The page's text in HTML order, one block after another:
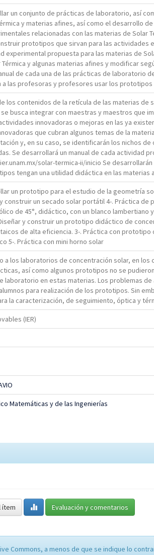
un conjunto de prácticas de laboratorio, así
y materias afines, así como el desarrollo
relacionadas con las materias de Solar
prototipos que sirvan para las actividades
experimental propuesta para las materias de
y algunas materias afines y modificar
de cada una de las prácticas de laboratorio
las profesoras y profesores usar los
los contenidos de la retícula de las materias
busca integrar con maestras y maestros que
innovadoras o mejoras en las ya
que cubran algunos temas de la
y, en su caso, se identificarán los nichos
Se desarrollará un manual de cada actividad
solar-termica-ii/inicio Se
tengan una utilidad didáctica en las materias
un prototipo para el estudio de la geometría
construir un secado solar portátil 4-. Práctica
de 45°, didáctico, con un blanco lambertiano
y construir un prototipo didáctico de
de alta eficiencia. 3-. Práctica con
5-. Práctica con mini horno solar
a los laboratorios de concentración solar, en
así como algunos prototipos no se
laboratorio en estas materias. Los problemas
para realización de los prototipos. Sin
la caracterización, de seguimiento, óptica y
(IER)
Matemáticas y de las Ingenierías
ítem Evaluación y comentarios
Commons, a menos de que se indique lo